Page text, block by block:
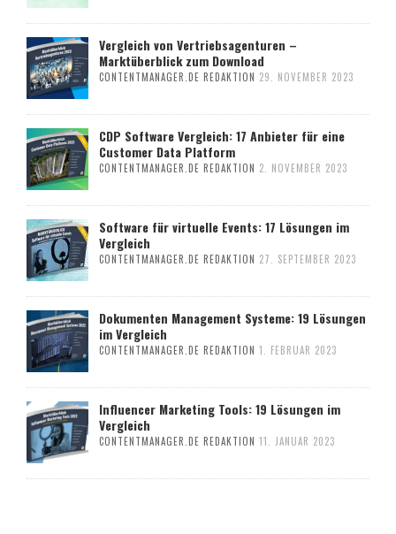
Vergleich von Vertriebsagenturen –
Marktüberblick zum Download
CONTENTMANAGER.DE REDAKTION 29. NOVEMBER 2023
CDP Software Vergleich: 17 Anbieter für eine
Customer Data Platform
CONTENTMANAGER.DE REDAKTION 2. NOVEMBER 2023
Software für virtuelle Events: 17 Lösungen im
Vergleich
CONTENTMANAGER.DE REDAKTION 27. SEPTEMBER 2023
Dokumenten Management Systeme: 19 Lösungen
im Vergleich
CONTENTMANAGER.DE REDAKTION 1. FEBRUAR 2023
Influencer Marketing Tools: 19 Lösungen im
Vergleich
CONTENTMANAGER.DE REDAKTION 11. JANUAR 2023